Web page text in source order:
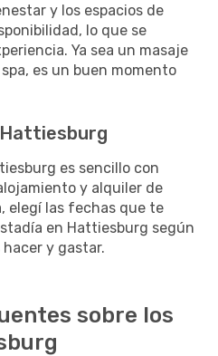
y los espacios de
lo que se
Ya sea un masaje
es un buen momento
es sencillo con
y alquiler de
elegí las fechas que te
en Hattiesburg según
y gastar.
sobre los